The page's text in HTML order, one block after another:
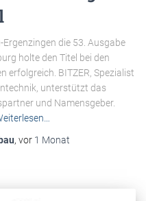
die 53. Ausgabe
holte den Titel bei den
erfolgreich. BITZER, Spezialist
unterstützt das
und Namensgeber.
, vor 1 Monat